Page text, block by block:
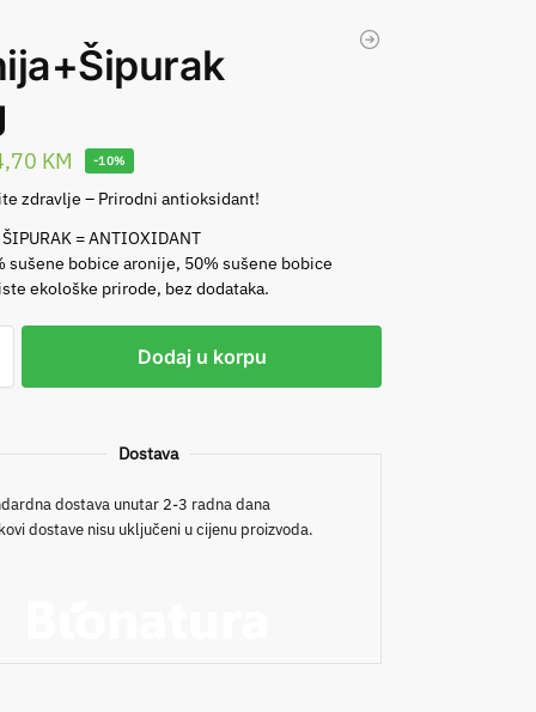
KM -10%
zdravlje – Prirodni antioksidant!
= ANTIOXIDANT
sušene bobice aronije, 50% sušene bobice
ekološke prirode, bez dodataka.
Dodaj u korpu
Dostava
dostava unutar 2-3 radna dana
dostave nisu uključeni u cijenu proizvoda.